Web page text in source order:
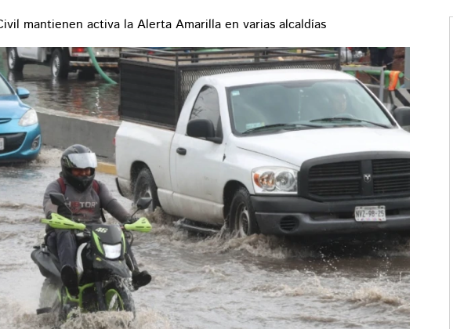
mantienen activa la Alerta Amarilla en varias alcaldías